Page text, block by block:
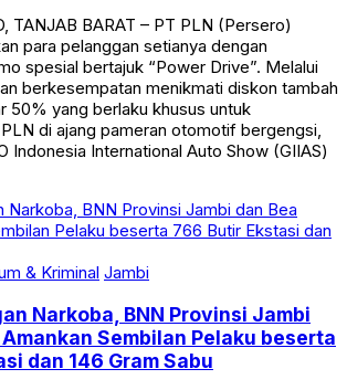
TANJAB BARAT – PT PLN (Persero)
para pelanggan setianya dengan
spesial bertajuk “Power Drive”. Melalui
berkesempatan menikmati diskon tambah
50% yang berlaku khusus untuk
di ajang pameran otomotif bergengsi,
Indonesia International Auto Show (GIIAS)
& Kriminal Jambi
Narkoba, BNN Provinsi Jambi
Sembilan Pelaku beserta
dan 146 Gram Sabu